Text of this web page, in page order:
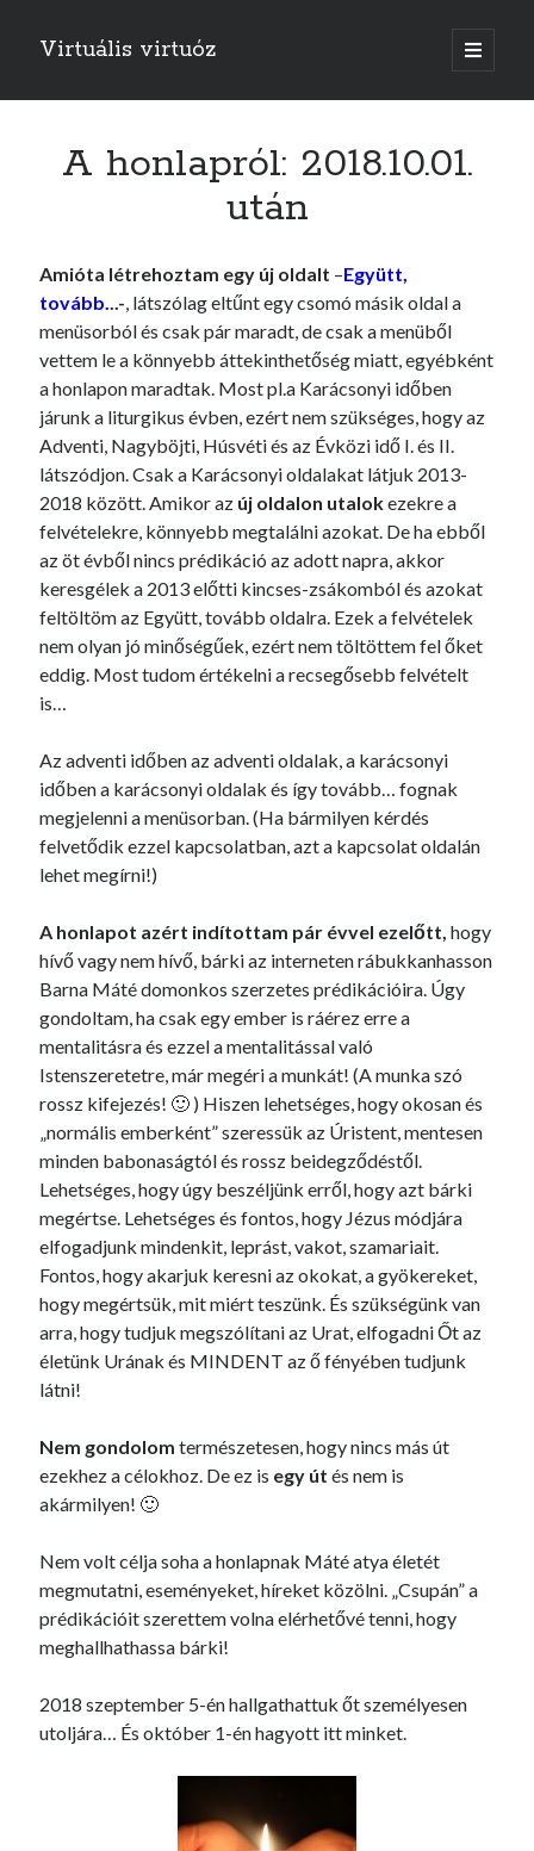
Virtuális virtuóz
o
p
n
A honlapról: 2018.10.01.
után
Amióta létrehoztam egy új oldalt –Együtt,
tovább...-, látszólag eltűnt egy csomó másik oldal a
menüsorból és csak pár maradt, de csak a menüből
vettem le a könnyebb áttekinthetőség miatt, egyébként
a honlapon maradtak. Most pl.a Karácsonyi időben
járunk a liturgikus évben, ezért nem szükséges, hogy az
Adventi, Nagyböjti, Húsvéti és az Évközi idő I. és II.
látszódjon. Csak a Karácsonyi oldalakat látjuk 2013-
2018 között. Amikor az új oldalon utalokezekre a
felvételekre, könnyebb megtalálni azokat. De ha ebből
az öt évből nincs prédikáció az adott napra, akkor
keresgélek a 2013 előtti kincses-zsákomból és azokat
feltöltöm az Együtt, tovább oldalra. Ezek a felvételek
nem olyan jó minőségűek, ezért nem töltöttem fel őket
eddig. Most tudom értékelni a recsegősebb felvételt
is…
Az adventi időben az adventi oldalak, a karácsonyi
időben a karácsonyi oldalak és így tovább… fognak
megjelenni a menüsorban. (Ha bármilyen kérdés
felvetődik ezzel kapcsolatban, azt a kapcsolat oldalán
lehet megírni!)
A honlapot azért indítottam pár évvel ezelőtt, hogy
hívő vagy nem hívő, bárki az interneten rábukkanhasson
Barna Máté domonkos szerzetes prédikációira. Úgy
gondoltam, ha csak egy ember is ráérez erre a
mentalitásra és ezzel a mentalitással való
Istenszeretetre, már megéri a munkát! (A munka szó
rossz kifejezés! 🙂 ) Hiszen lehetséges, hogy okosan és
„normális emberként” szeressük az Úristent, mentesen
minden babonaságtól és rossz beidegződéstől.
Lehetséges, hogy úgy beszéljünk erről, hogy azt bárki
megértse. Lehetséges és fontos, hogy Jézus módjára
elfogadjunk mindenkit, leprást, vakot, szamariait.
Fontos, hogy akarjuk keresni az okokat, a gyökereket,
hogy megértsük, mit miért teszünk. És szükségünk van
arra, hogy tudjuk megszólítani az Urat, elfogadni Őt az
életünk Urának és MINDENT az ő fényében tudjunk
látni!
Nem gondolom természetesen, hogy nincs más út
ezekhez a célokhoz. De ez is egy út és nem is
akármilyen! 🙂
Nem volt célja soha a honlapnak Máté atya életét
megmutatni, eseményeket, híreket közölni. „Csupán” a
prédikációit szerettem volna elérhetővé tenni, hogy
meghallhathassa bárki!
2018 szeptember 5-én hallgathattuk őt személyesen
utoljára… És október 1-én hagyott itt minket.